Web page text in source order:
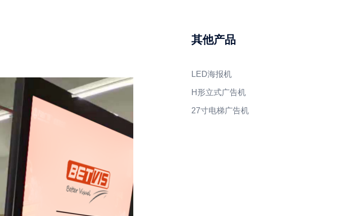
其他产品
LED海报机
H形立式广告机
27寸电梯广告机